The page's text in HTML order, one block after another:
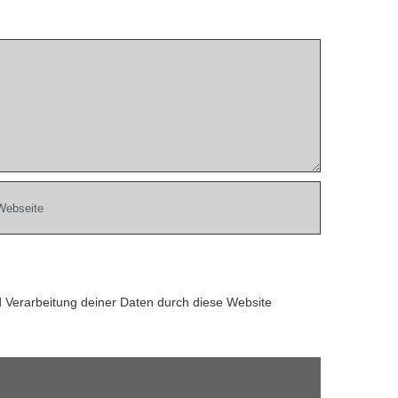
deiner Daten durch diese Website